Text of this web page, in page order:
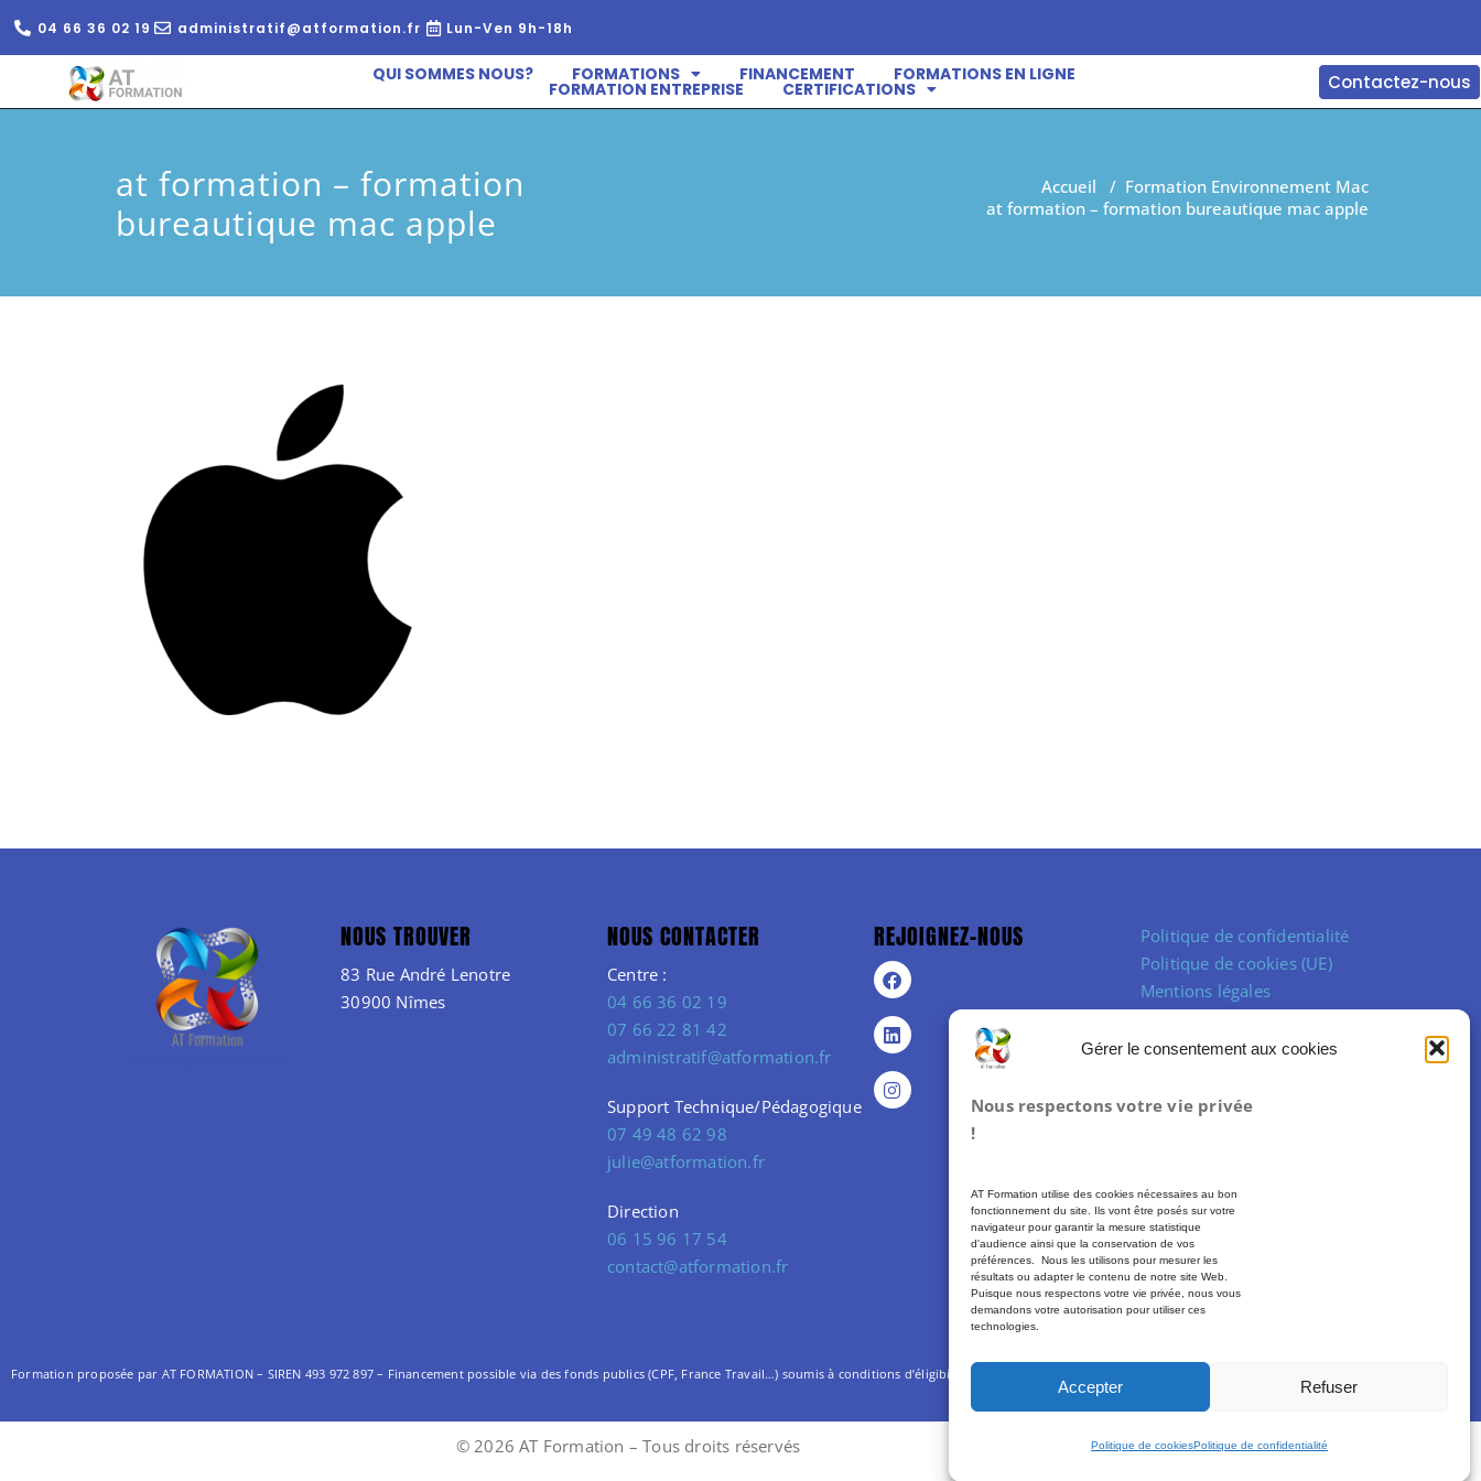
Gérer le consentement aux cookies
Nous respectons votre vie privée
!
AT Formation utilise des cookies nécessaires au bon
fonctionnement du site. Ils vont être posés sur votre
navigateur pour garantir la mesure statistique
d'audience ainsi que la conservation de vos
préférences. Nous les utilisons pour mesurer les
résultats ou adapter le contenu de notre site Web.
Puisque nous respectons votre vie privée, nous vous
demandons votre autorisation pour utiliser ces
technologies.
Accepter Refuser
Politique de cookiesPolitique de confidentialité
04 66 36 02 19 administratif@atformation.fr Lun-Ven 9h-18h
QUI SOMMES NOUS? FORMATIONS FINANCEMENT FORMATIONS EN LIGNE
FORMATION ENTREPRISE CERTIFICATIONS Contactez-nous
at formation – formation
bureautique mac apple
Accueil / Formation Environnement Mac
at formation – formation bureautique mac apple
NOUS TROUVER
83 Rue André Lenotre
30900 Nîmes
NOUS CONTACTER
Centre :
04 66 36 02 19
07 66 22 81 42
administratif@atformation.fr
Support Technique/Pédagogique
07 49 48 62 98
julie@atformation.fr
Direction
06 15 96 17 54
contact@atformation.fr
REJOIGNEZ-NOUS
Politique de confidentialité
Politique de cookies (UE)
Mentions légales
Formation proposée par AT FORMATION – SIREN 493 972 897 – Financement possible via des fonds publics (CPF, France Travail…) soumis à conditions d’éligibilité. –
© 2026 AT Formation – Tous droits réservés